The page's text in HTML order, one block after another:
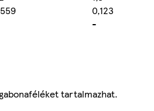
0,123
-
tartalmazhat.